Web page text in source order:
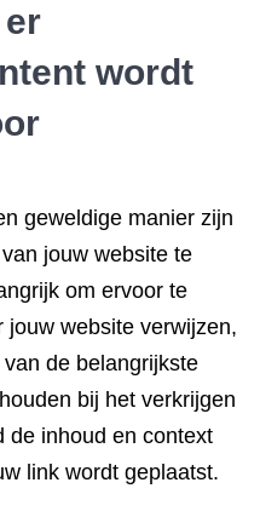
wordt
geweldige manier zijn
jouw website te
om ervoor te
website verwijzen,
de belangrijkste
bij het verkrijgen
de inhoud en context
link wordt geplaatst.